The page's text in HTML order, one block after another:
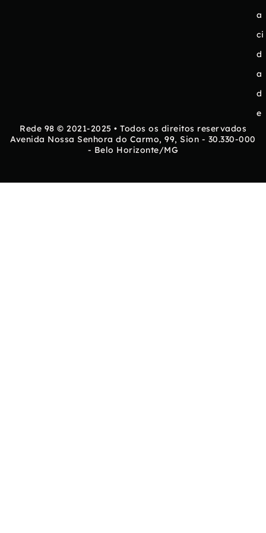
a
ci
d
a
d
e
Rede 98 © 2021-2025 • Todos os direitos reservados
Avenida Nossa Senhora do Carmo, 99, Sion - 30.330-000
- Belo Horizonte/MG